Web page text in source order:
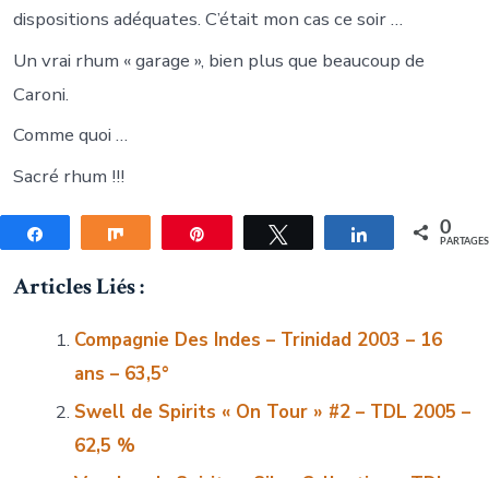
dispositions adéquates. C’était mon cas ce soir …
Un vrai rhum « garage », bien plus que beaucoup de
Caroni.
Comme quoi …
Sacré rhum !!!
Partagez Partagez Tweetez Partagez 0
PARTAGES
Articles Liés :
Compagnie Des Indes – Trinidad 2003 – 16
ans – 63,5°
Swell de Spirits « On Tour » #2 – TDL 2005 –
62,5 %